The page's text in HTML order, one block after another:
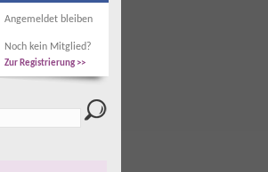
Angemeldet bleiben
Noch kein Mitglied?
Zur Registrierung >>